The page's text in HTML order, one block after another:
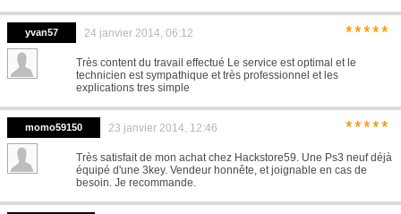
yvan57 24 janvier 2014, 06:12 *****
Très content du travail effectué Le service est optimal et le
technicien est sympathique et très professionnel et les
explications tres simple
momo59150 23 janvier 2014, 12:46 *****
Très satisfait de mon achat chez Hackstore59. Une Ps3 neuf déjà
équipé d'une 3key. Vendeur honnête, et joignable en cas de
besoin. Je recommande.